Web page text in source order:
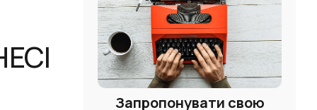
Запропонувати свою